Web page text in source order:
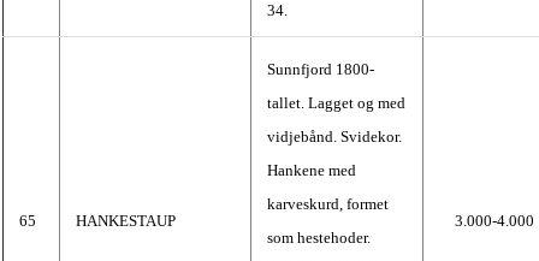
34.
65 HANKESTAUP
Sunnfjord 1800-
tallet. Lagget og med
vidjebånd. Svidekor.
Hankene med
karveskurd, formet
som hestehoder.
3.000-4.000